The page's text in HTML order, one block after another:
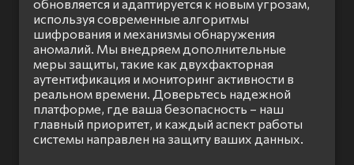
обновляется и адаптируется к новым угрозам,
используя современные алгоритмы
шифрования и механизмы обнаружения
аномалий. Мы внедряем дополнительные
меры защиты, такие как двухфакторная
аутентификация и мониторинг активности в
реальном времени. Доверьтесь надежной
платформе, где ваша безопасность – наш
главный приоритет, и каждый аспект работы
системы направлен на защиту ваших данных.